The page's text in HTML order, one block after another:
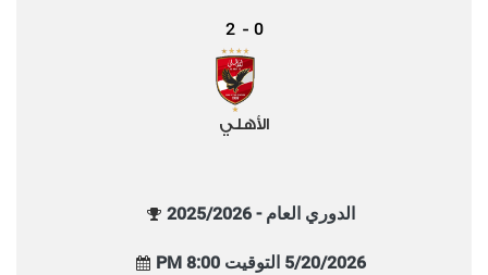
0
-
2
الأهلي
الدوري العام - 2025/2026
5/20/2026 التوقيت 8:00 PM